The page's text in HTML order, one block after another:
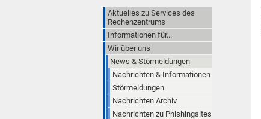
Aktuelles zu Services des
Rechenzentrums
Informationen für...
Wir über uns
News & Störmeldungen
Nachrichten & Informationen
Störmeldungen
Nachrichten Archiv
Nachrichten zu Phishingsites